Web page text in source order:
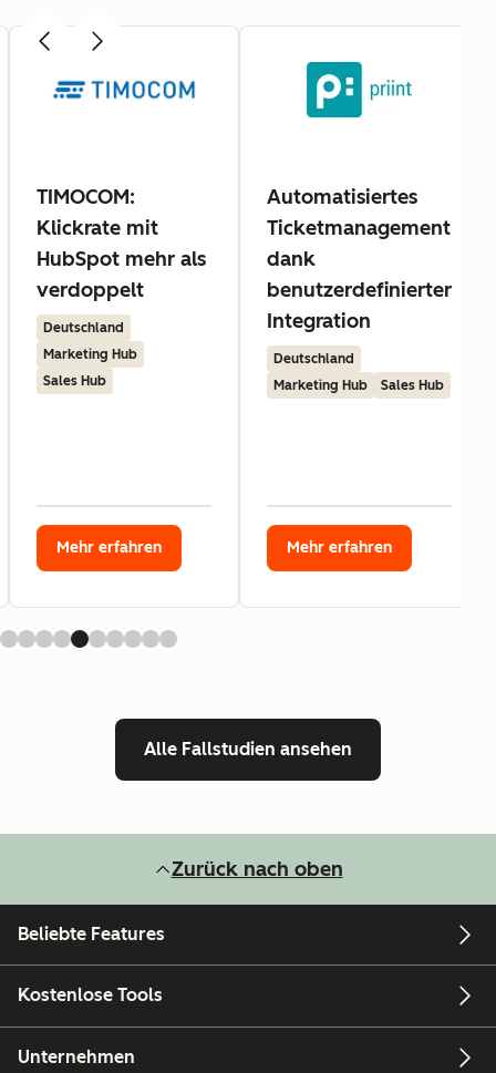
TIMOCOM:
Klickrate mit
HubSpot mehr als
verdoppelt
Deutschland
Marketing Hub
Sales Hub
Mehr erfahren
Automatisiertes
Ticketmanagement
dank
benutzerdefinierter
Integration
Deutschland
Marketing Hub
Sales Hub
Mehr erfahren
Alle Fallstudien ansehen
Zurück nach oben
Beliebte Features
Kostenlose Tools
Unternehmen